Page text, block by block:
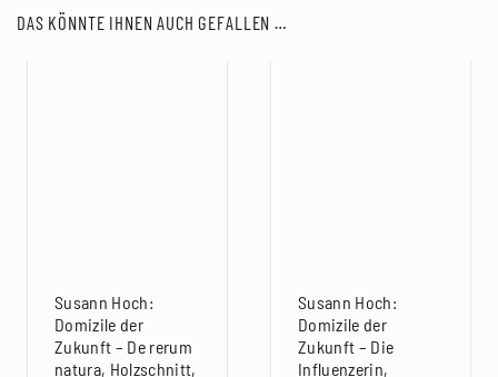
DAS KÖNNTE IHNEN AUCH GEFALLEN …
Susann Hoch:
Domizile der
Zukunft – De rerum
natura, Holzschnitt,
Susann Hoch:
Domizile der
Zukunft – Die
Influenzerin,